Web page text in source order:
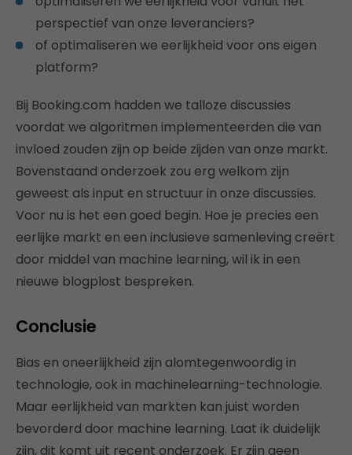
perspectief van onze leveranciers?
of optimaliseren we eerlijkheid voor ons eigen
platform?
Bij Booking.com hadden we talloze discussies
voordat we algoritmen implementeerden die van
invloed zouden zijn op beide zijden van onze markt.
Bovenstaand onderzoek zou erg welkom zijn
geweest als input en structuur in onze discussies.
Voor nu is het een goed begin. Hoe je precies een ​​
eerlijke markt en een inclusieve samenleving creërt
door middel van machine learning, wil ik in een
nieuwe blogplost bespreken.
Conclusie
Bias en oneerlijkheid zijn alomtegenwoordig in
technologie, ook in machinelearning-technologie.
Maar eerlijkheid van markten kan juist worden
bevorderd door machine learning. Laat ik duidelijk
zijn, dit komt uit recent onderzoek. Er zijn geen